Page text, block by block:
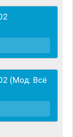
(Мод: Всё